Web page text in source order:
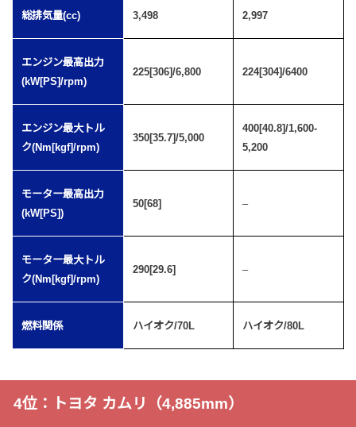
総排気量(cc) 3,498 2,997
エンジン最高出力
(kW[PS]/rpm)
225[306]/6,800 224[304]/6400
エンジン最大トル
ク(Nm[kgf]/rpm)
350[35.7]/5,000
400[40.8]/1,600-
5,200
モーター最高出力
(kW[PS])
50[68] –
モーター最大トル
ク(Nm[kgf]/rpm)
290[29.6] –
燃料関係 ハイオク/70L ハイオク/80L
4位：トヨタ カムリ（4,885mm）